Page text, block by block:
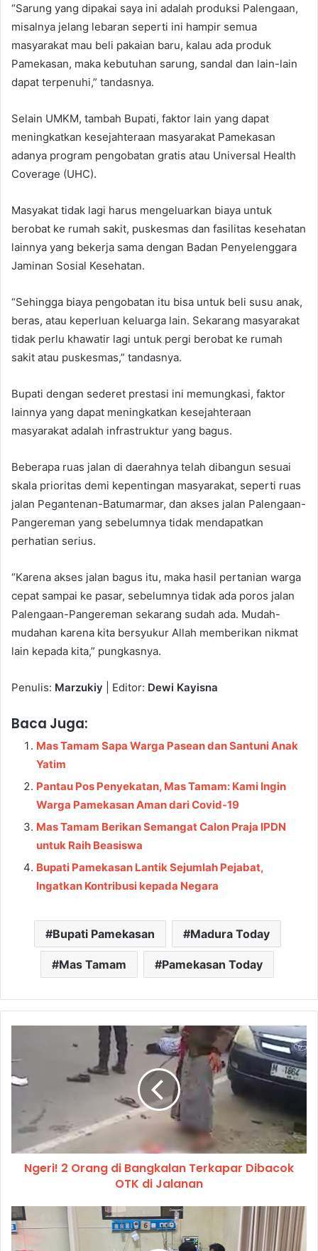
“Sarung yang dipakai saya ini adalah produksi Palengaan,
misalnya jelang lebaran seperti ini hampir semua
masyarakat mau beli pakaian baru, kalau ada produk
Pamekasan, maka kebutuhan sarung, sandal dan lain-lain
dapat terpenuhi,” tandasnya.
Selain UMKM, tambah Bupati, faktor lain yang dapat
meningkatkan kesejahteraan masyarakat Pamekasan
adanya program pengobatan gratis atau Universal Health
Coverage (UHC).
Masyakat tidak lagi harus mengeluarkan biaya untuk
berobat ke rumah sakit, puskesmas dan fasilitas kesehatan
lainnya yang bekerja sama dengan Badan Penyelenggara
Jaminan Sosial Kesehatan.
“Sehingga biaya pengobatan itu bisa untuk beli susu anak,
beras, atau keperluan keluarga lain. Sekarang masyarakat
tidak perlu khawatir lagi untuk pergi berobat ke rumah
sakit atau puskesmas,” tandasnya.
Bupati dengan sederet prestasi ini memungkasi, faktor
lainnya yang dapat meningkatkan kesejahteraan
masyarakat adalah infrastruktur yang bagus.
Beberapa ruas jalan di daerahnya telah dibangun sesuai
skala prioritas demi kepentingan masyarakat, seperti ruas
jalan Pegantenan-Batumarmar, dan akses jalan Palengaan-
Pangereman yang sebelumnya tidak mendapatkan
perhatian serius.
“Karena akses jalan bagus itu, maka hasil pertanian warga
cepat sampai ke pasar, sebelumnya tidak ada poros jalan
Palengaan-Pangereman sekarang sudah ada. Mudah-
mudahan karena kita bersyukur Allah memberikan nikmat
lain kepada kita,” pungkasnya.
Penulis: Marzukiy | Editor: Dewi Kayisna
Baca Juga:
Mas Tamam Sapa Warga Pasean dan Santuni Anak
Yatim
Pantau Pos Penyekatan, Mas Tamam: Kami Ingin
Warga Pamekasan Aman dari Covid-19
Mas Tamam Berikan Semangat Calon Praja IPDN
untuk Raih Beasiswa
Bupati Pamekasan Lantik Sejumlah Pejabat,
Ingatkan Kontribusi kepada Negara
Bupati Pamekasan Madura Today
Mas Tamam Pamekasan Today
Ngeri! 2 Orang di Bangkalan Terkapar Dibacok
OTK di Jalanan